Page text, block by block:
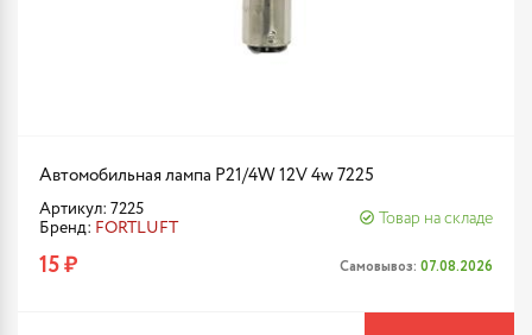
Автомобильная лампа P21/4W 12V 4w 7225
Артикул: 7225
Бренд: FORTLUFT
Товар на складе
15 ₽ Самовывоз: 07.08.2026